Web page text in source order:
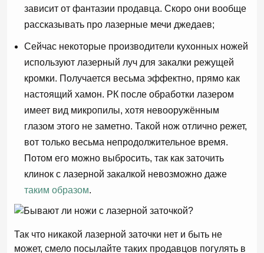
зависит от фантазии продавца. Скоро они вообще
рассказывать про лазерные мечи джедаев;
Сейчас некоторые производители кухонных ножей
используют лазерный луч для закалки режущей
кромки. Получается весьма эффектно, прямо как
настоящий хамон. РК после обработки лазером
имеет вид микропилы, хотя невооружённым
глазом этого не заметно. Такой нож отлично режет,
вот только весьма непродолжительное время.
Потом его можно выбросить, так как заточить
клинок с лазерной закалкой невозможно даже
таким образом.
Так что никакой лазерной заточки нет и быть не
может, смело посылайте таких продавцов погулять в